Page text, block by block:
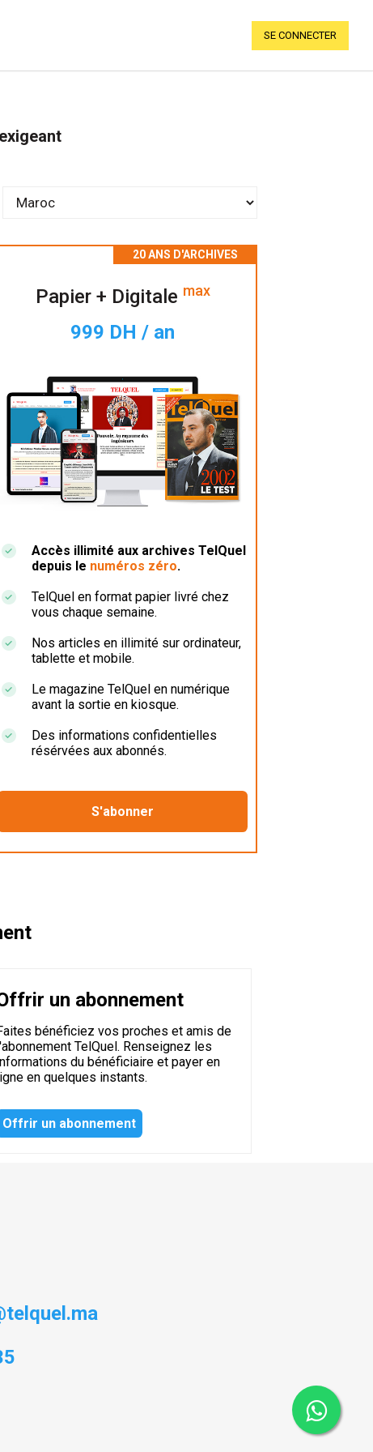
SE CONNECTER
Papier + Digitale max
999 DH / an
Accès illimité aux archives TelQuel
depuis le numéros zéro.
TelQuel en format papier livré chez
vous chaque semaine.
Nos articles en illimité sur ordinateur,
tablette et mobile.
Le magazine TelQuel en numérique
avant la sortie en kiosque.
Des informations confidentielles
résérvées aux abonnés.
un abonnement
bénéficiez vos proches et amis de
TelQuel. Renseignez les
du bénéficiaire et payer en
en quelques instants.
Offrir un abonnement